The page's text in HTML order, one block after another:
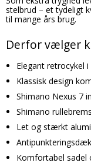
stelbrud – et tydeligt
til mange års brug.
Derfor vælger
Elegant retrocykel
Klassisk design
Shimano Nexus 7
Shimano
Let og stærkt
Komfortabel sadel